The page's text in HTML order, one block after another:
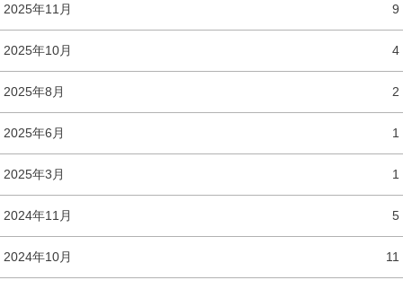
2025年11月 9
2025年10月 4
2025年8月 2
2025年6月 1
2025年3月 1
2024年11月 5
2024年10月 11